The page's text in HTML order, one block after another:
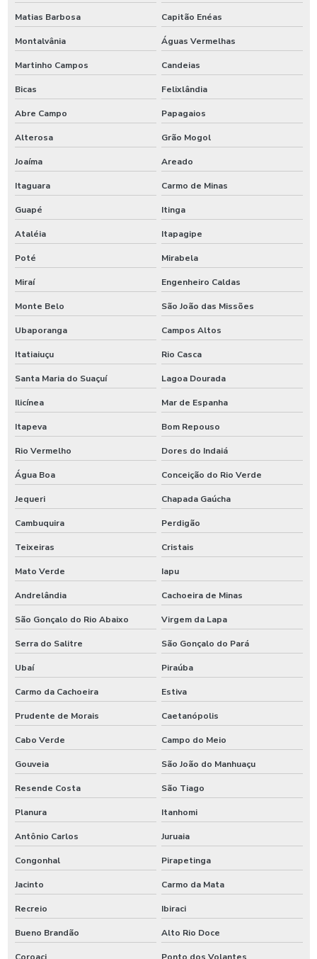
Matias Barbosa Capitão Enéas
Montalvânia Águas Vermelhas
Martinho Campos Candeias
Bicas Felixlândia
Abre Campo Papagaios
Alterosa Grão Mogol
Joaíma Areado
Itaguara Carmo de Minas
Guapé Itinga
Ataléia Itapagipe
Poté Mirabela
Miraí Engenheiro Caldas
Monte Belo São João das Missões
Ubaporanga Campos Altos
Itatiaiuçu Rio Casca
Santa Maria do Suaçuí Lagoa Dourada
Ilicínea Mar de Espanha
Itapeva Bom Repouso
Rio Vermelho Dores do Indaiá
Água Boa Conceição do Rio Verde
Jequeri Chapada Gaúcha
Cambuquira Perdigão
Teixeiras Cristais
Mato Verde Iapu
Andrelândia Cachoeira de Minas
São Gonçalo do Rio Abaixo Virgem da Lapa
Serra do Salitre São Gonçalo do Pará
Ubaí Piraúba
Carmo da Cachoeira Estiva
Prudente de Morais Caetanópolis
Cabo Verde Campo do Meio
Gouveia São João do Manhuaçu
Resende Costa São Tiago
Planura Itanhomi
Antônio Carlos Juruaia
Congonhal Pirapetinga
Jacinto Carmo da Mata
Recreio Ibiraci
Bueno Brandão Alto Rio Doce